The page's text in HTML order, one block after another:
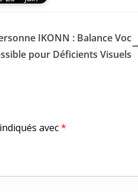
IKONN : Balance Voc
pour Déficients Visuels
avec*